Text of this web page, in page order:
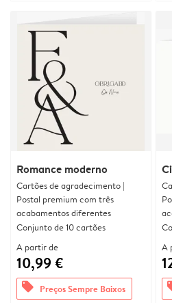
Romance moderno
Cartões de agradecimento |
Postal premium com três
acabamentos diferentes
Conjunto de 10 cartões
A partir de
10,99 €
offers Preços Sempre Baixos
A